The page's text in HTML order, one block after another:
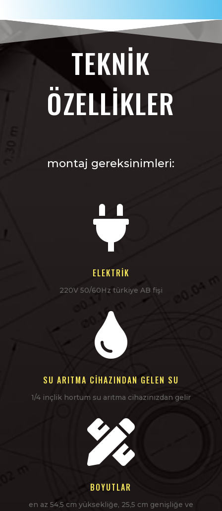
TEKNIK
ÖZELLIKLER
montaj gereksinimleri:

ELEKTRIK
220V 50/60Hz türkiye AB fişi

SU ARITMA CIHAZINDAN GELEN SU
1/4 inçlik hortum su arıtma cihazınızdan gelir

BOYUTLAR
en az 54,5 cm yüksekliğe, 25,5 cm genişliğe ve